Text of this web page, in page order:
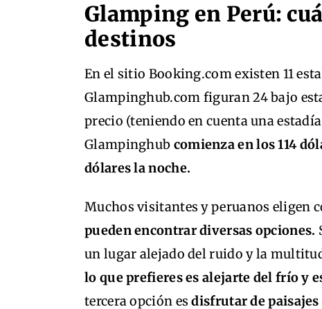
Glamping en Perú:
destinos
En el sitio Booking.com existen 11
Glampinghub.com figuran 24 bajo
precio (teniendo en cuenta una
Glampinghub comienza en los 114
dólares la noche.
Muchos visitantes y peruanos eligen
pueden encontrar diversas opciones.
un lugar alejado del ruido y la
lo que prefieres es alejarte del frío y
tercera opción esdisfrutar de